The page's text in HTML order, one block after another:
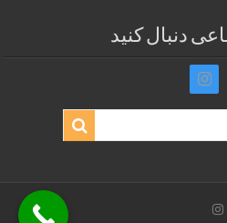
دنبال کنید